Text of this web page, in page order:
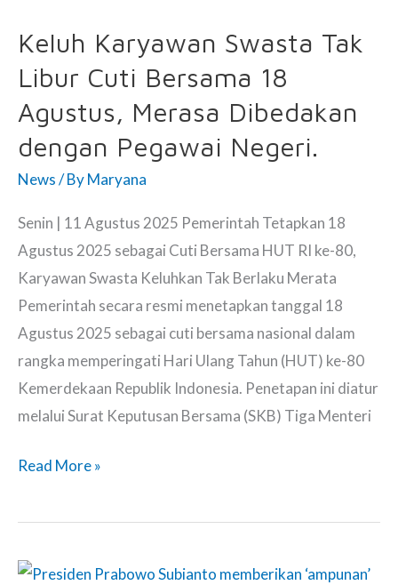
DPR
dan
Istana
Negara
28
Agustus
Tuntutannya.
Keluh Karyawan Swasta Tak
Libur Cuti Bersama 18
Agustus, Merasa Dibedakan
dengan Pegawai Negeri.
News/ ByMaryana
Senin | 11 Agustus 2025 Pemerintah Tetapkan 18
Agustus 2025 sebagai Cuti Bersama HUT RI ke-80,
Karyawan Swasta Keluhkan Tak Berlaku Merata
Pemerintah secara resmi menetapkan tanggal 18
Agustus 2025 sebagai cuti bersama nasional dalam
rangka memperingati Hari Ulang Tahun (HUT) ke-80
Kemerdekaan Republik Indonesia. Penetapan ini diatur
melalui Surat Keputusan Bersama (SKB) Tiga Menteri
Keluh
Swasta
Libur
Read More »